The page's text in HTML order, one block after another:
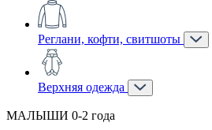
Реглани, кофти, свитшоты
Верхняя одежда
МАЛЫШИ 0-2 года